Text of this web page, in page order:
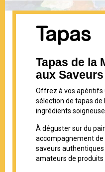
Tapas
Tapas de la
aux
Offrez à vos apéritifs
sélection de tapas de
ingrédients
À déguster sur du
accompagnement de
saveurs
amateurs de produits